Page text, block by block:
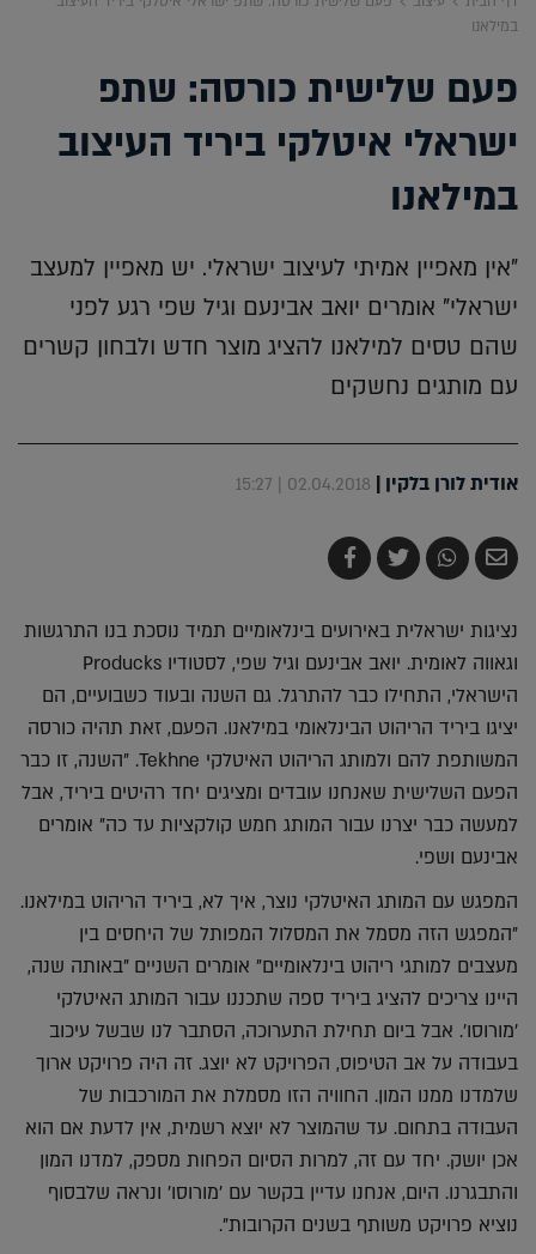
במילאנו
פעם שלישית כורסה: שתפ
ישראלי איטלקי ביריד העיצוב
במילאנו
"אין מאפיין אמיתי לעיצוב ישראלי. יש מאפיין למעצב
ישראלי" אומרים יואב אבינעם וגיל שפי רגע לפני
שהם טסים למילאנו להציג מוצר חדש ולבחון קשרים
עם מותגים נחשקים
אודית לורן בלקין |
02.04.2018 | 15:27
שלח
בדואר
שתף
ב-
צייץ
ב-
שתף
ב-
נציגות ישראלית באירועים בינלאומיים תמיד נוסכת בנו התרגשות
וגאווה לאומית. יואב אבינעם וגיל שפי, לסטודיו Producks
הישראלי, התחילו כבר להתרגל. גם השנה ובעוד כשבועיים, הם
יציגו ביריד הריהוט הבינלאומי במילאנו. הפעם, זאת תהיה כורסה
המשותפת להם ולמותג הריהוט האיטלקי Tekhne. "השנה, זו כבר
הפעם השלישית שאנחנו עובדים ומציגים יחד רהיטים ביריד, אבל
למעשה כבר יצרנו עבור המותג חמש קולקציות עד כה" אומרים
אבינעם ושפי.
המפגש עם המותג האיטלקי נוצר, איך לא, ביריד הריהוט במילאנו.
"המפגש הזה מסמל את המסלול המפותל של היחסים בין
מעצבים למותגי ריהוט בינלאומיים" אומרים השניים "באותה שנה,
היינו צריכים להציג ביריד ספה שתכננו עבור המותג האיטלקי
'מורוסו'. אבל ביום תחילת התערוכה, הסתבר לנו שבשל עיכוב
בעבודה על אב הטיפוס, הפרויקט לא יוצג. זה היה פרויקט ארוך
שלמדנו ממנו המון. החוויה הזו מסמלת את המורכבות של
העבודה בתחום. עד שהמוצר לא יוצא רשמית, אין לדעת אם הוא
אכן יושק. יחד עם זה, למרות הסיום הפחות מספק, למדנו המון
והתבגרנו. היום, אנחנו עדיין בקשר עם 'מורוסו' ונראה שלבסוף
נוציא פרויקט משותף בשנים הקרובות".